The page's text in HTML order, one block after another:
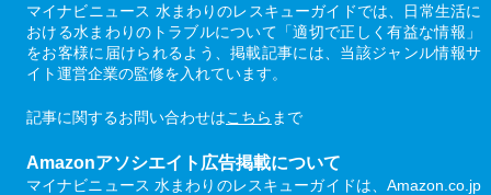
マイナビニュース 水まわりのレスキューガイドでは、日常生活に
おける水まわりのトラブルについて「適切で正しく有益な情報」
をお客様に届けられるよう、掲載記事には、当該ジャンル情報サ
イト運営企業の監修を入れています。
記事に関するお問い合わせはこちら まで
Amazonアソシエイト広告掲載について
マイナビニュース 水まわりのレスキューガイドは、Amazon.co.jp